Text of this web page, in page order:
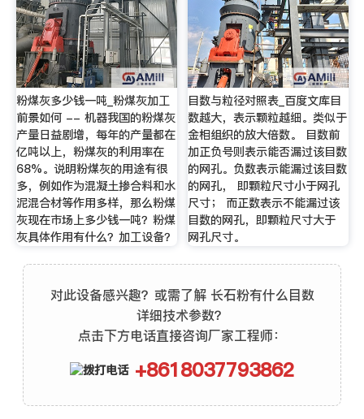
粉煤灰多少钱一吨_粉煤灰加工
前景如何 -- 机器我国的粉煤灰
产量日益剧增，每年的产量都在
亿吨以上，粉煤灰的利用率在
68%。说明粉煤灰的用途有很
多，例如作为混凝土掺合料和水
泥混合材等作用多样，那么粉煤
灰现在市场上多少钱一吨？粉煤
灰具体作用有什么？加工设备？
目数与粒径对照表_百度文库目
数越大，表示颗粒越细。类似于
金相组织的放大倍数。 目数前
加正负号则表示能否漏过该目数
的网孔。负数表示能漏过该目数
的网孔， 即颗粒尺寸小于网孔
尺寸； 而正数表示不能漏过该
目数的网孔，即颗粒尺寸大于
网孔尺寸。
对此设备感兴趣？或需了解 长石粉有什么目数
详细技术参数？
点击下方电话直接咨询厂家工程师：
+8618037793862